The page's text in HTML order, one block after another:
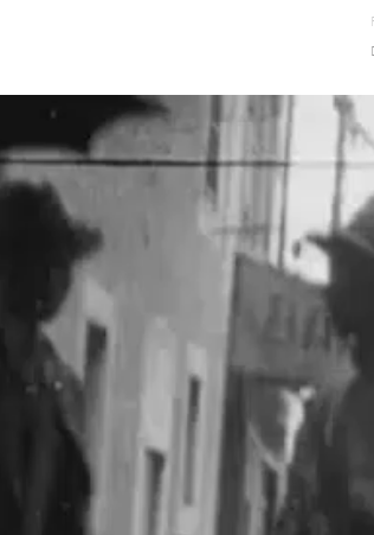
moi, signifiait en somme
et que la
différente.